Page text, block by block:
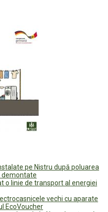
pe Nistru după poluarea
demontate
o linie de transport al energiei
vechi cu aparate
EcoVoucher